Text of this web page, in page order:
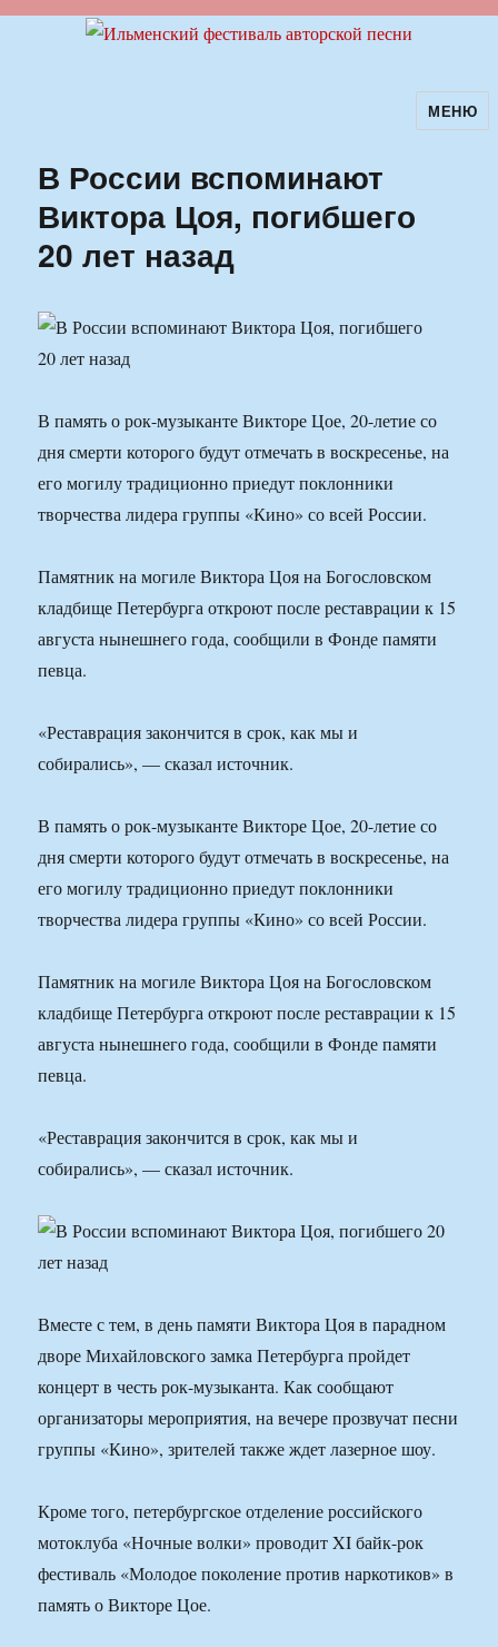
Ильменский фестиваль авторскойМЕНЮ
В России вспоминают
Виктора Цоя, погибшего
20 лет назад
В память о рок-музыканте Викторе Цое, 20-летие со
дня смерти которого будут отмечать в воскресенье, на
его могилу традиционно приедут поклонники
творчества лидера группы «Кино» со всей России.
Памятник на могиле Виктора Цоя на Богословском
кладбище Петербурга откроют после реставрации к 15
августа нынешнего года, сообщили в Фонде памяти
певца.
«Реставрация закончится в срок, как мы и
собирались», — сказал источник.
В память о рок-музыканте Викторе Цое, 20-летие со
дня смерти которого будут отмечать в воскресенье, на
его могилу традиционно приедут поклонники
творчества лидера группы «Кино» со всей России.
Памятник на могиле Виктора Цоя на Богословском
кладбище Петербурга откроют после реставрации к 15
августа нынешнего года, сообщили в Фонде памяти
певца.
«Реставрация закончится в срок, как мы и
собирались», — сказал источник.
Вместе с тем, в день памяти Виктора Цоя в парадном
дворе Михайловского замка Петербурга пройдет
концерт в честь рок-музыканта. Как сообщают
организаторы мероприятия, на вечере прозвучат песни
группы «Кино», зрителей также ждет лазерное шоу.
Кроме того, петербургское отделение российского
мотоклуба «Ночные волки» проводит XI байк-рок
фестиваль «Молодое поколение против наркотиков» в
память о Викторе Цое.